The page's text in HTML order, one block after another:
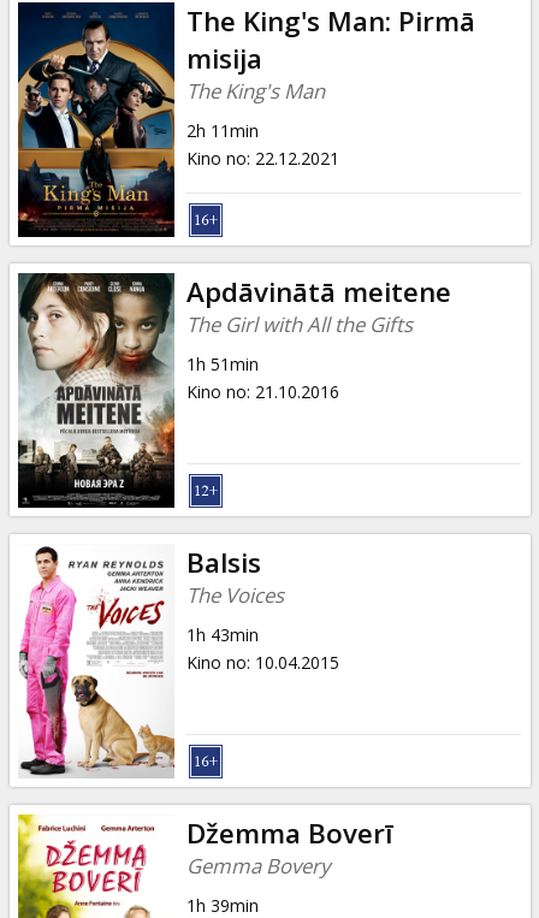
Ziņas
Dāvanu
kartes
Uzkodas
B2B
Kino
Klubs
The King's Man: Pirmā
misija
The King's Man
2h 11min
Kino no: 22.12.2021
Apdāvinātā meitene
The Girl with All the Gifts
1h 51min
Kino no: 21.10.2016
Balsis
The Voices
1h 43min
Kino no: 10.04.2015
Džemma Boverī
Gemma Bovery
1h 39min